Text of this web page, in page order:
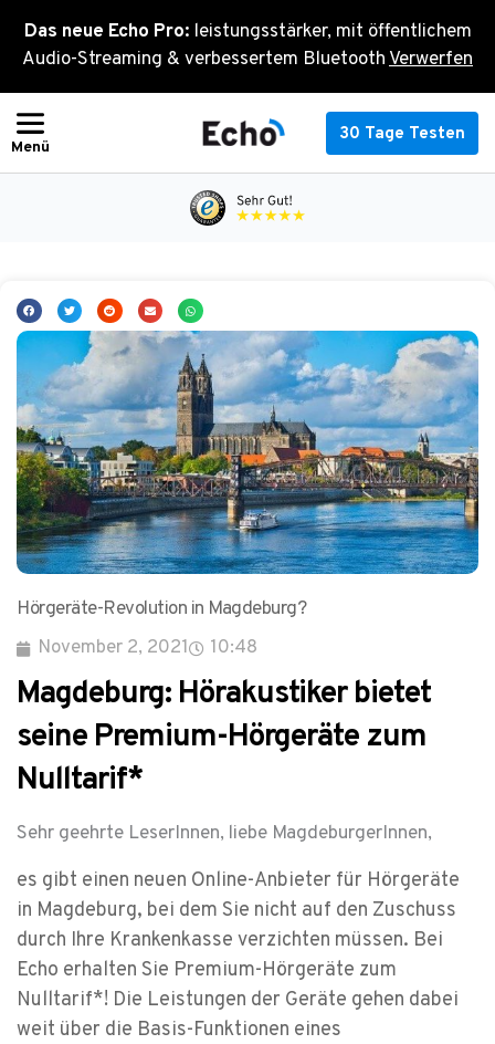
Das neue Echo Pro: leistungsstärker, mit öffentlichem
Audio-Streaming & verbessertem BluetoothVerwerfen
Inhalt
springen
30 Tage Testen
Hörgeräte-Revolution in Magdeburg?
November 2, 2021
10:48
Magdeburg: Hörakustiker bietet
seine Premium-Hörgeräte zum
Nulltarif*
Sehr geehrte LeserInnen, liebe MagdeburgerInnen,
es gibt einen neuen Online-Anbieter für Hörgeräte
in Magdeburg, bei dem Sie nicht auf den Zuschuss
durch Ihre Krankenkasse verzichten müssen. Bei
Echo erhalten Sie Premium-Hörgeräte zum
Nulltarif*! Die Leistungen der Geräte gehen dabei
weit über die Basis-Funktionen eines